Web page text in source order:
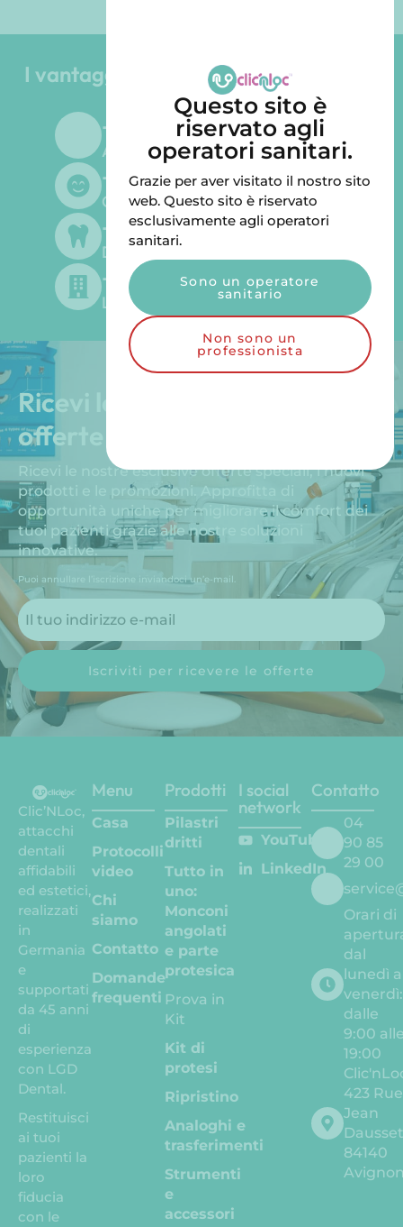
I vantaggi del Gruppo Odontoiatrico
LGD
+
Anni di esperienza
+ 500
Clienti soddisfatti
+ 300
Dentisti forniti
+ 200
Laboratori forniti
Ricevi le nostre esclusive
offerte speciali e promozioni!
Ricevi le nostre esclusive offerte speciali, i nuovi
prodotti e le promozioni. Approfitta di
opportunità uniche per migliorare il comfort dei
tuoi pazienti grazie alle nostre soluzioni
innovative.
Puoi annullare l’iscrizione inviandoci un’e-mail.
Iscriviti per ricevere le offerte
Clic’NLoc,
attacchi
dentali
affidabili
ed estetici,
realizzati
in
Germania
e
supportati
da 45 anni
di
esperienza
con LGD
Dental.
Restituisci
ai tuoi
pazienti la
loro
fiducia
con le
Menu
Casa
Protocolli
video
Chi
siamo
Contatto
Domande
frequenti
Prodotti
Pilastri
dritti
Tutto in
uno:
Monconi
angolati
e parte
protesica
Prova in
Kit
Kit di
protesi
Ripristino
Analoghi e
trasferimenti
Strumenti
e
accessori
I social
network
YouTube
LinkedIn
Contatto
04
90 85
29 00
Orari di
dal
lunedì
venerdì:
dalle
9:00
19:00
423 Rue
Jean
84140
Questo sito è
riservato agli
operatori sanitari.
Grazie per aver visitato il nostro sito
web. Questo sito è riservato
esclusivamente agli operatori
sanitari.
Sono un operatore
sanitario
Non sono un
professionista